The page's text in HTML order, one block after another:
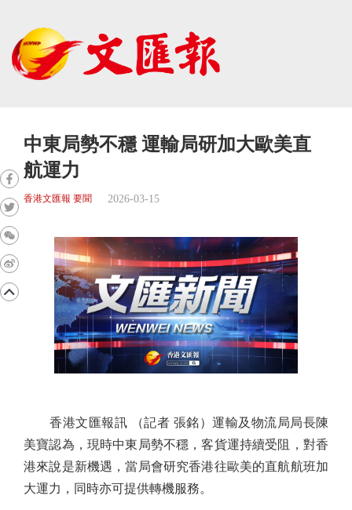
中東局勢不穩 運輸局研加大歐美直
航運力
香港文匯報 要聞 2026-03-15
香港文匯報訊 （記者 張銘）運輸及物流局局長陳
美寶認為，現時中東局勢不穩，客貨運持續受阻，對香
港來說是新機遇，當局會研究香港往歐美的直航航班加
大運力，同時亦可提供轉機服務。